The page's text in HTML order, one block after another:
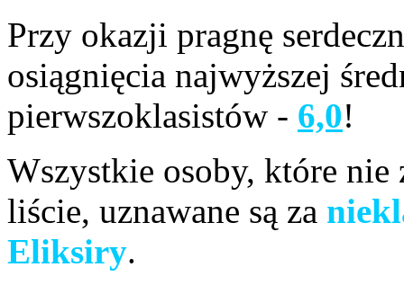
Przy okazji pragnę
osiągnięcia najwyższej
pierwszoklasistów - 6,0!
Wszystkie osoby, które nie
liście, uznawane są za
Eliksiry.